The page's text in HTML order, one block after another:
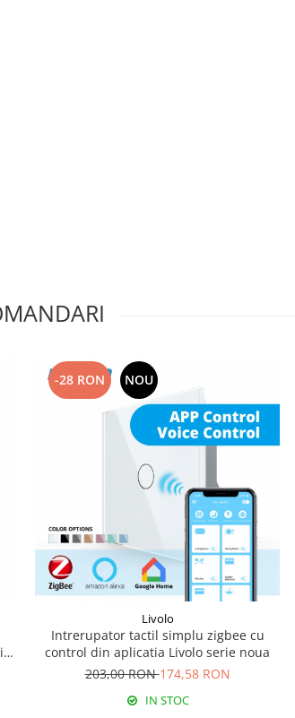
-28 RON NOU
Livolo
Intrerupator tactil simplu zigbee cu
control din aplicatia Livolo serie noua
203,00 RON174,58 RON
IN STOC